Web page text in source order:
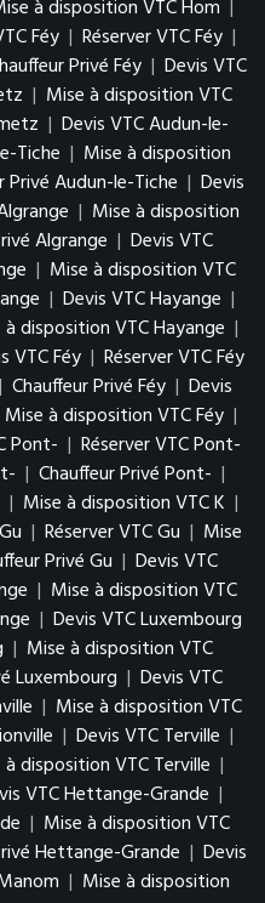
à disposition VTC Hom |
Féy | Réserver VTC Féy |
Privé Féy | Devis VTC
| Mise à disposition VTC
| Devis VTC Audun-le-
Tiche | Mise à disposition
Privé Audun-le-Tiche | Devis
| Mise à disposition
Algrange | Devis VTC
| Mise à disposition VTC
| Devis VTC Hayange |
à disposition VTC Hayange |
VTC Féy | Réserver VTC Féy
| Chauffeur Privé Féy | Devis
Mise à disposition VTC Féy |
Pont- | Réserver VTC Pont-
| Chauffeur Privé Pont- |
| Mise à disposition VTC K |
| Réserver VTC Gu | Mise
Privé Gu | Devis VTC
| Mise à disposition VTC
| Devis VTC Luxembourg
| Mise à disposition VTC
Luxembourg | Devis VTC
| Mise à disposition VTC
| Devis VTC Terville |
à disposition VTC Terville |
VTC Hettange-Grande |
| Mise à disposition VTC
Hettange-Grande | Devis
| Mise à disposition